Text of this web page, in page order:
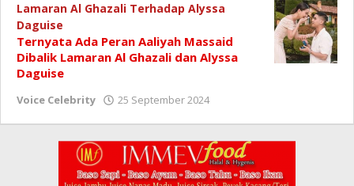
Lamaran Al Ghazali Terhadap Alyssa
Daguise
Ternyata Ada Peran Aaliyah Massaid
Dibalik Lamaran Al Ghazali dan Alyssa
Daguise
Voice Celebrity 25 September 2024